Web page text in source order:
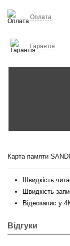
Оплата
Гарантія
Карта памяти
Швидкість
Швидкість
Відеозапис у
Відгуки